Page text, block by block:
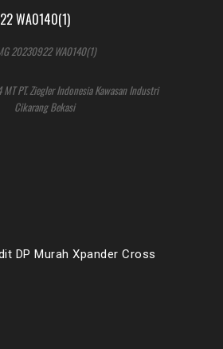
20230922 WA0140(1)
MT PT. Ziegler Indonesia Kawasan Industri
Cikarang Bekasi